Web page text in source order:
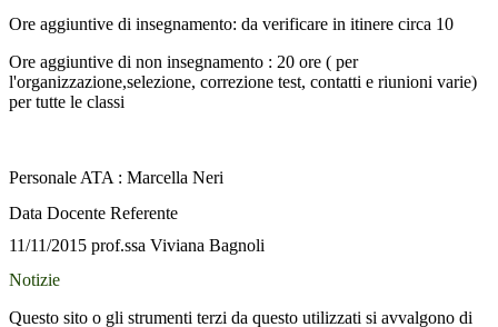
Ore aggiuntive di insegnamento: da verificare in itinere circa 10
Ore aggiuntive di non insegnamento : 20 ore ( per
l'organizzazione,selezione, correzione test, contatti e riunioni varie)
per tutte le classi
Personale ATA : Marcella Neri
Data Docente Referente
11/11/2015 prof.ssa Viviana Bagnoli
Notizie
Questo sito o gli strumenti terzi da questo utilizzati si avvalgono di